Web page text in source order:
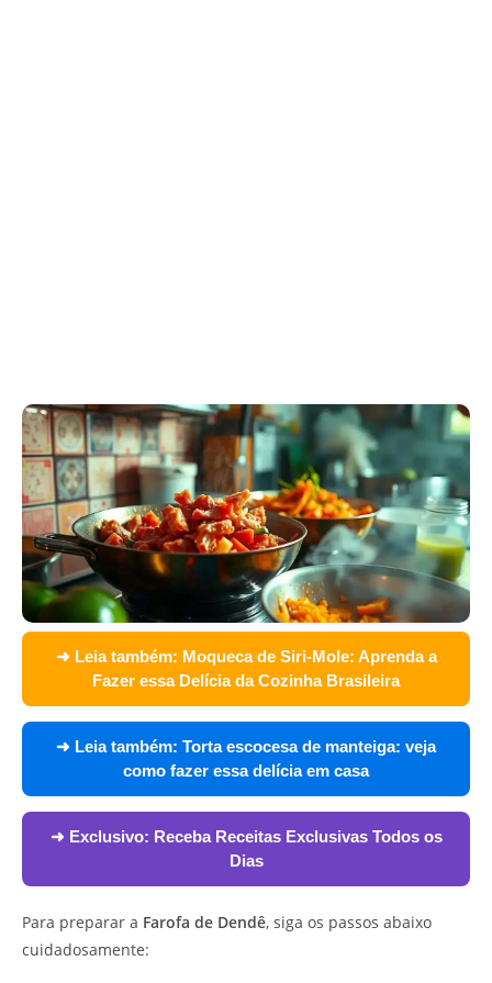
➜ Leia também: Moqueca de Siri-Mole: Aprenda a
Fazer essa Delícia da Cozinha Brasileira
➜ Leia também: Torta escocesa de manteiga: veja
como fazer essa delícia em casa
➜ Exclusivo: Receba Receitas Exclusivas Todos os
Dias
Para preparar a Farofa de Dendê, siga os passos abaixo
cuidadosamente: